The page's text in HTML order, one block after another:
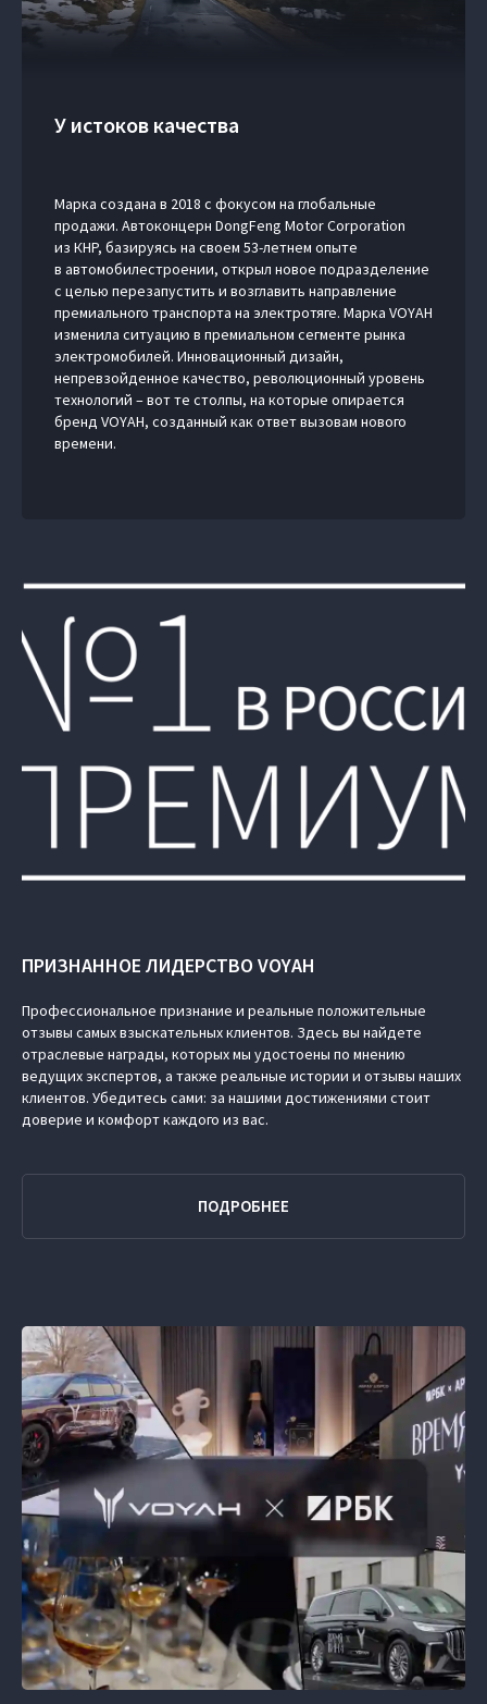
У истоков качества
Марка создана в 2018 с фокусом на глобальные
продажи. Автоконцерн DongFeng Motor Corporation
из КНР, базируясь на своем 53-летнем опыте
в автомобилестроении, открыл новое подразделение
с целью перезапустить и возглавить направление
премиального транспорта на электротяге. Марка VOYAH
изменила ситуацию в премиальном сегменте рынка
электромобилей. Инновационный дизайн,
непревзойденное качество, революционный уровень
технологий – вот те столпы, на которые опирается
бренд VOYAH, созданный как ответ вызовам нового
времени.
ПРИЗНАННОЕ ЛИДЕРСТВО VOYAH
Профессиональное признание и реальные положительные
отзывы самых взыскательных клиентов. Здесь вы найдете
отраслевые награды, которых мы удостоены по мнению
ведущих экспертов, а также реальные истории и отзывы наших
клиентов. Убедитесь сами: за нашими достижениями стоит
доверие и комфорт каждого из вас.
ПОДРОБНЕЕ